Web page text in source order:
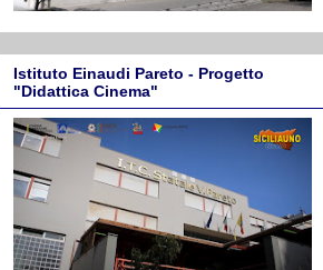
Istituto Einaudi Pareto - Progetto
"Didattica Cinema"